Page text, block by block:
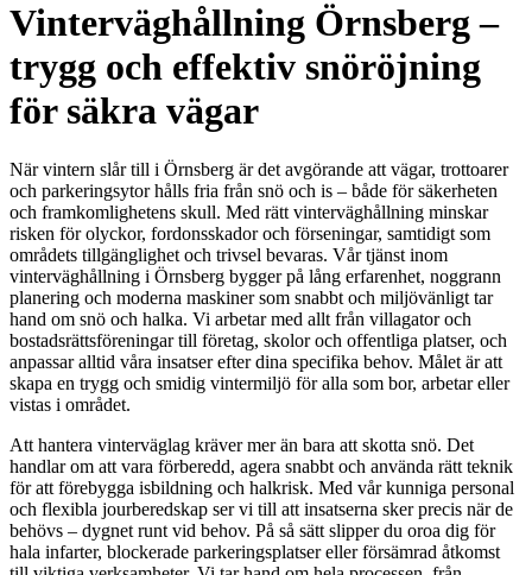
Vinterväghållning Örnsberg –
trygg och effektiv snöröjning
för säkra vägar
När vintern slår till i Örnsberg är det avgörande att vägar, trottoarer
och parkeringsytor hålls fria från snö och is – både för säkerheten
och framkomlighetens skull. Med rätt vinterväghållning minskar
risken för olyckor, fordonsskador och förseningar, samtidigt som
områdets tillgänglighet och trivsel bevaras. Vår tjänst inom
vinterväghållning i Örnsberg bygger på lång erfarenhet, noggrann
planering och moderna maskiner som snabbt och miljövänligt tar
hand om snö och halka. Vi arbetar med allt från villagator och
bostadsrättsföreningar till företag, skolor och offentliga platser, och
anpassar alltid våra insatser efter dina specifika behov. Målet är att
skapa en trygg och smidig vintermiljö för alla som bor, arbetar eller
vistas i området.
Att hantera vinterväglag kräver mer än bara att skotta snö. Det
handlar om att vara förberedd, agera snabbt och använda rätt teknik
för att förebygga isbildning och halkrisk. Med vår kunniga personal
och flexibla jourberedskap ser vi till att insatserna sker precis när de
behövs – dygnet runt vid behov. På så sätt slipper du oroa dig för
hala infarter, blockerade parkeringsplatser eller försämrad åtkomst